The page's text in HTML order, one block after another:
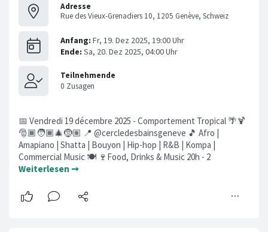
Adresse
Rue des Vieux-Grenadiers 10, 1205 Genève, Schweiz
📅 Vendredi 19 décembre 2025 - Comportement Tropical 🌴🍹
🎅🏾🧑🏾‍🎄🤶🏽 📍 @cercledesbainsgeneve 🎵 Afro |
Amapiano | Shatta | Bouyon | Hip-hop | R&B | Kompa |
Commercial Music 🍽️ 🍷Food, Drinks & Music 20h - 2
Weiterlesen ➞